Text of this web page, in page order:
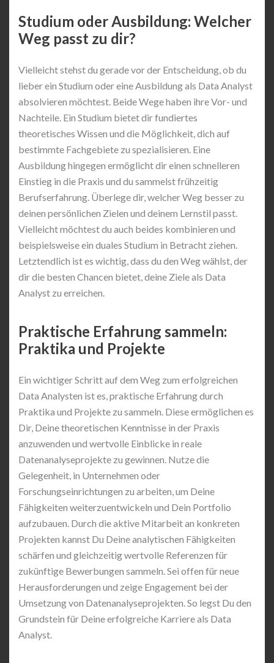
Studium oder Ausbildung: Welcher
Weg passt zu dir?
Vielleicht stehst du gerade vor der Entscheidung, ob du
lieber ein Studium oder eine Ausbildung als Data Analyst
absolvieren möchtest. Beide Wege haben ihre Vor- und
Nachteile. Ein Studium bietet dir fundiertes
theoretisches Wissen und die Möglichkeit, dich auf
bestimmte Fachgebiete zu spezialisieren. Eine
Ausbildung hingegen ermöglicht dir einen schnelleren
Einstieg in die Praxis und du sammelst frühzeitig
Berufserfahrung. Überlege dir, welcher Weg besser zu
deinen persönlichen Zielen und deinem Lernstil passt.
Vielleicht möchtest du auch beides kombinieren und
beispielsweise ein duales Studium in Betracht ziehen.
Letztendlich ist es wichtig, dass du den Weg wählst, der
dir die besten Chancen bietet, deine Ziele als Data
Analyst zu erreichen.
Praktische Erfahrung sammeln:
Praktika und Projekte
Ein wichtiger Schritt auf dem Weg zum erfolgreichen
Data Analysten ist es, praktische Erfahrung durch
Praktika und Projekte zu sammeln. Diese ermöglichen es
Dir, Deine theoretischen Kenntnisse in der Praxis
anzuwenden und wertvolle Einblicke in reale
Datenanalyseprojekte zu gewinnen. Nutze die
Gelegenheit, in Unternehmen oder
Forschungseinrichtungen zu arbeiten, um Deine
Fähigkeiten weiterzuentwickeln und Dein Portfolio
aufzubauen. Durch die aktive Mitarbeit an konkreten
Projekten kannst Du Deine analytischen Fähigkeiten
schärfen und gleichzeitig wertvolle Referenzen für
zukünftige Bewerbungen sammeln. Sei offen für neue
Herausforderungen und zeige Engagement bei der
Umsetzung von Datenanalyseprojekten. So legst Du den
Grundstein für Deine erfolgreiche Karriere als Data
Analyst.